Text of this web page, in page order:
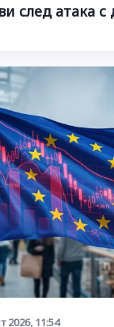
след атака
2026, 11:54